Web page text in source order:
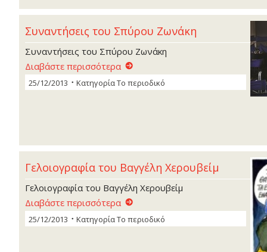
Συναντήσεις του Σπύρου Ζωνάκη
Συναντήσεις του Σπύρου Ζωνάκη
Διαβάστε περισσότερα
25/12/2013 ΚατηγορίαΤο περιοδικό
Γελοιογραφία του Βαγγέλη Χερουβείµ
Γελοιογραφία του Βαγγέλη Χερουβείµ
Διαβάστε περισσότερα
25/12/2013 ΚατηγορίαΤο περιοδικό